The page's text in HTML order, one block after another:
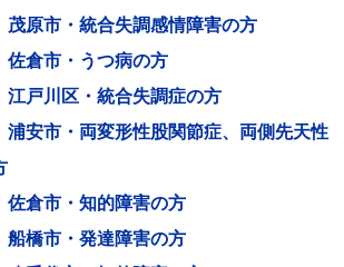
原市・統合失調感情障害の方
倉市・うつ病の方
戸川区・統合失調症の方
安市・両変形性股関節症、両側先天性
倉市・知的障害の方
橋市・発達障害の方